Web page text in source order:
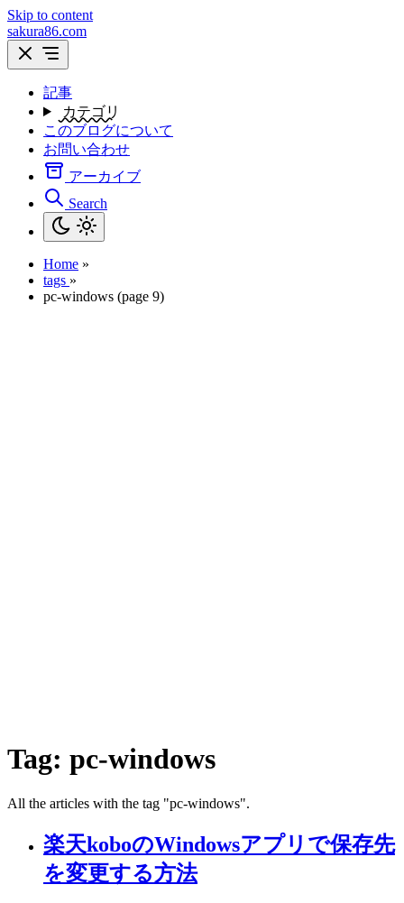
Skip to content
sakura86.com
記事
カテゴリ
このブログについて
お問い合わせ
アーカイブ
Search
Home »
tags »
pc-windows (page 9)
Tag: pc-windows
All the articles with the tag "pc-windows".
楽天koboのWindowsアプリで保存先
を変更する方法